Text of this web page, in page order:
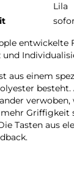
Lila
aus einem
Griffigkeit
Tasten aus